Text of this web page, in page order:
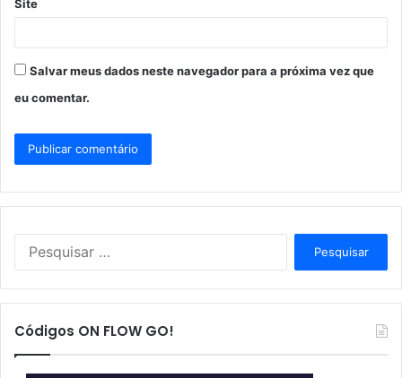
Site
Salvar meus dados neste navegador para a próxima vez que
eu comentar.
s
a
Códigos ON FLOW GO!